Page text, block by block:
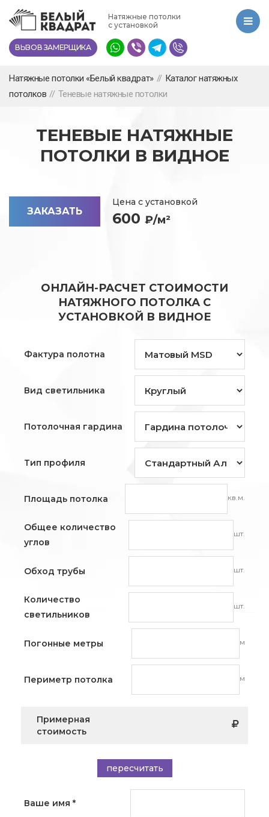
Перейти
основному
содержанию
Натяжные потолки
с установкой
ВЫЗОВ ЗАМЕРЩИКА
Натяжные потолки «Белый квадрат» // Каталог натяжных
потолков // Теневые натяжные потолки
ТЕНЕВЫЕ НАТЯЖНЫЕ
ПОТОЛКИ В ВИДНОЕ
ЗАКАЗАТЬ
Цена с установкой
600 ₽/м²
ОНЛАЙН-РАСЧЕТ СТОИМОСТИ
НАТЯЖНОГО ПОТОЛКА С
УСТАНОВКОЙ В ВИДНОЕ
Фактура полотна
Вид светильника
Потолочная гардина
Тип профиля
Площадь потолка кв.м.
Общее количество
углов
шт.
Обход трубы шт.
Количество
светильников
шт.
Погонные метры м
Периметр потолка м
Примерная
стоимость
пересчитать
Ваше имя *